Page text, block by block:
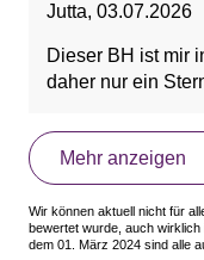
Immer 2 Größen
entweder zu groß
Bin wirklich happy.
ich habe sowohl
hier absolut
Jutta, 03.07.2026
Dieser BH ist mir
daher nur ein
Mehr anzeigen
Wir können aktuell nicht für
bewertet wurde, auch
dem 01. März 2024 sind alle